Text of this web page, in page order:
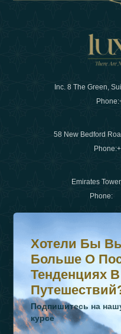
Inc. 8 The Green,
Phone:
58 New Bedford
Phone:
Emirates
Phone:
WhatsApp
Хотели бы вы
Подпишитесь на нашу
Хотели Бы
Больше О
Тенденциях
Подпишитесь на
курсе